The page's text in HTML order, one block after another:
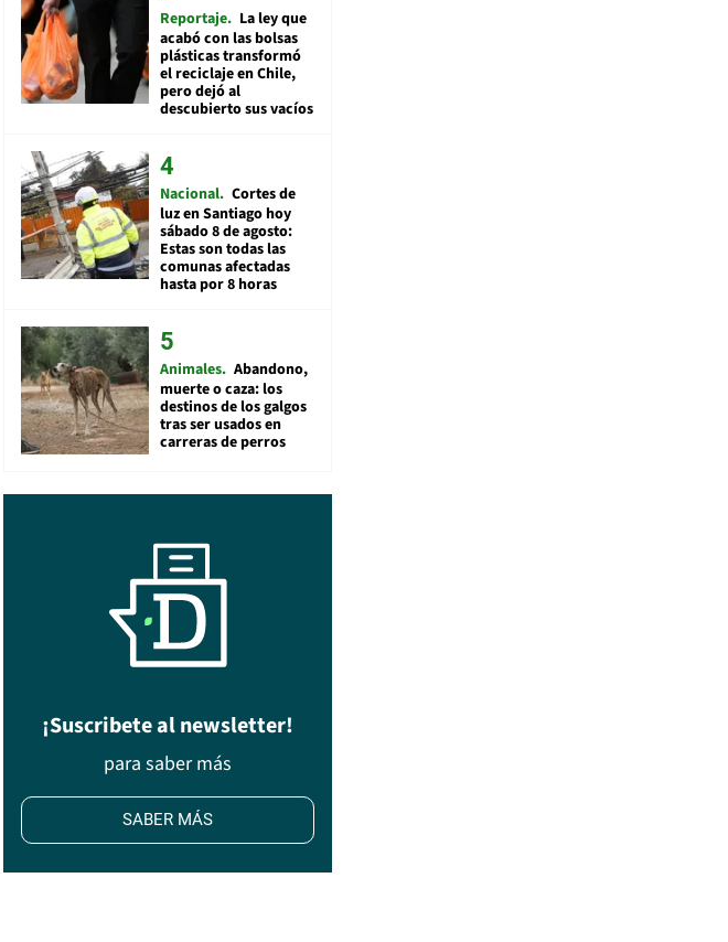
Reportaje La ley que
acabó con las bolsas
plásticas transformó
el reciclaje en Chile,
pero dejó al
descubierto sus vacíos
Nacional Cortes de
luz en Santiago hoy
sábado 8 de agosto:
Estas son todas las
comunas afectadas
hasta por 8 horas
Animales Abandono,
muerte o caza: los
destinos de los galgos
tras ser usados en
carreras de perros
¡Suscribete al newsletter!
para saber más
SABER MÁS